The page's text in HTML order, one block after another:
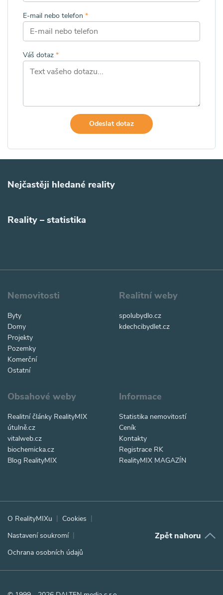
E-mail nebo telefon *
Váš dotaz *
Odeslat dotaz
Nejčastěji hledané reality
Reality – statistika
Nemovitosti
Byty
Domy
Projekty
Pozemky
Komerční
Ostatní
Realitní weby
spolubydlo.cz
kdechcibydlet.cz
Obsahové weby
Realitní články RealityMIX
útulně.cz
vitalweb.cz
biochemicka.cz
Blog RealityMIX
Informace
Statistika nemovitostí
Ceník
Kontakty
Registrace RK
RealityMIX MAGAZÍN
O RealityMIXu
Cookies
Nastavení soukromí
Ochrana osobních údajů
Zpět nahoru